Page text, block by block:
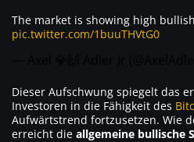
The market is showing high
pic.twitter.com/1buuTHVtG0
Dieser Aufschwung spiegelt das
Investoren in die Fähigkeit des
Aufwärtstrend fortzusetzen. Wie
erreicht die allgemeine bullische